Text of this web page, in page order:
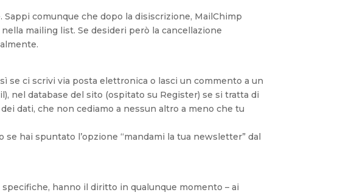
comunque che dopo la disiscrizione, MailChimp
mailing list. Se desideri però la cancellazione
se ci scrivi via posta elettronica o lasci un commento a un
nel database del sito (ospitato su Register) se si tratta di
dati, che non cediamo a nessun altro a meno che tu
hai spuntato l’opzione “mandami la tua newsletter” dal
hanno il diritto in qualunque momento – ai